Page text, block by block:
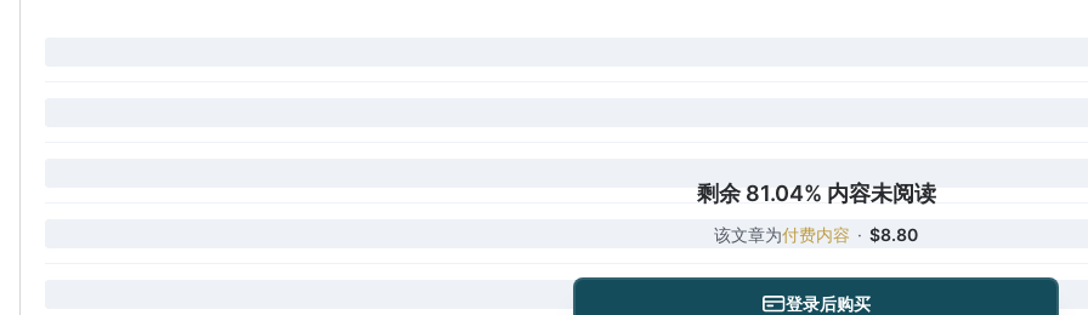
剩余 81.04% 内容未阅读
该文章为付费内容 · $8.80
登录后购买